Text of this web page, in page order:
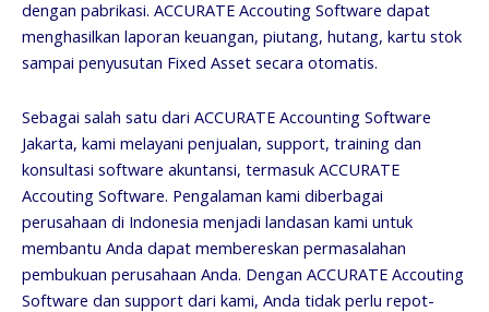
dengan pabrikasi. ACCURATE Accouting Software dapat
menghasilkan laporan keuangan, piutang, hutang, kartu stok
sampai penyusutan Fixed Asset secara otomatis.
Sebagai salah satu dari ACCURATE Accounting Software
Jakarta, kami melayani penjualan, support, training dan
konsultasi software akuntansi, termasuk ACCURATE
Accouting Software. Pengalaman kami diberbagai
perusahaan di Indonesia menjadi landasan kami untuk
membantu Anda dapat membereskan permasalahan
pembukuan perusahaan Anda. Dengan ACCURATE Accouting
Software dan support dari kami, Anda tidak perlu repot-